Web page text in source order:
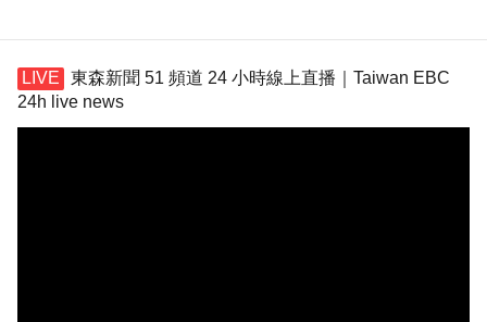
東森新聞 51 頻道 24 小時線上直播｜Taiwan EBC
24h live news